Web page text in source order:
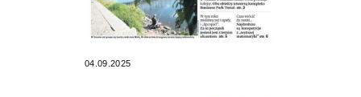
04.09.2025